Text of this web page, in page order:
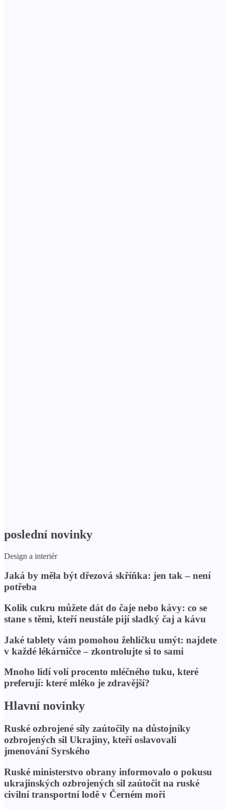
poslední novinky
Design a interiér
Jaká by měla být dřezová skříňka: jen tak – není
potřeba
Kolik cukru můžete dát do čaje nebo kávy: co se
stane s těmi, kteří neustále pijí sladký čaj a kávu
Jaké tablety vám pomohou žehličku umýt: najdete
v každé lékárničce – zkontrolujte si to sami
Mnoho lidí volí procento mléčného tuku, které
preferují: které mléko je zdravější?
Hlavní novinky
Ruské ozbrojené síly zaútočily na důstojníky
ozbrojených sil Ukrajiny, kteří oslavovali
jmenování Syrského
Ruské ministerstvo obrany informovalo o pokusu
ukrajinských ozbrojených sil zaútočit na ruské
civilní transportní lodě v Černém moři